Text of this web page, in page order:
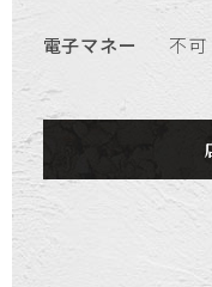
電子マネー 不可